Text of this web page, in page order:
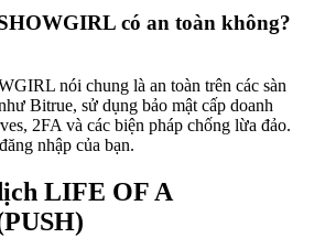
có an toàn không?
nói chung là an toàn trên các sàn
Bitrue, sử dụng bảo mật cấp doanh
2FA và các biện pháp chống lừa đảo.
nhập của bạn.
LIFE OF A